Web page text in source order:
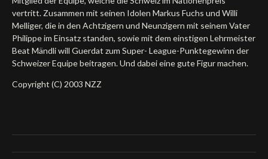
vertritt. Zusammen mit seinen Idolen Markus Fuchs und Willi
Melliger, die in den Achtzigern und Neunzigern mit seinem Vater
Philippe im Einsatz standen, sowie mit dem einstigen Lehrmeister
Beat Mändli will Guerdat zum Super- League-Punktegewinn der
Schweizer Equipe beitragen. Und dabei eine gute Figur machen.
Copyright (C) 2003 NZZ